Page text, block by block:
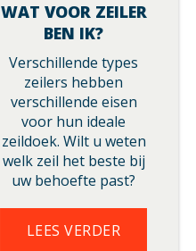
WAT VOOR ZEILER
BEN IK?
Verschillende types
zeilers hebben
verschillende eisen
voor hun ideale
zeildoek. Wilt u weten
welk zeil het beste bij
uw behoefte past?
LEES VERDER